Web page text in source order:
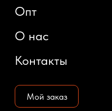
Мой заказ
Контакты
О нас
Опт